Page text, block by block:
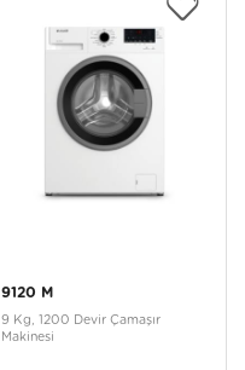
9120 M
9 Kg, 1200 Devir Çamaşır
Makinesi